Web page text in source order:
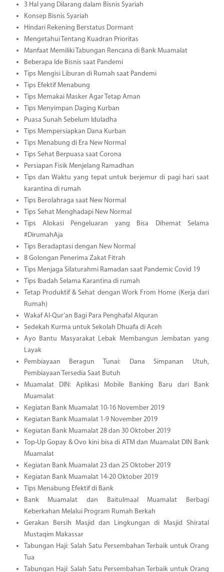
3 Hal yang Dilarang dalam Bisnis Syariah
Konsep Bisnis Syariah
Hindari Rekening Berstatus Dormant
Mengetahui Tentang Kuadran Prioritas
Manfaat Memiliki Tabungan Rencana di Bank Muamalat
Beberapa Ide Bisnis saat Pandemi
Tips Mengisi Liburan di Rumah saat Pandemi
Tips Efektif Menabung
Tips Memakai Masker Agar Tetap Aman
Tips Menyimpan Daging Kurban
Puasa Sunah Sebelum Iduladha
Tips Mempersiapkan Dana Kurban
Tips Menabung di Era New Normal
Tips Sehat Berpuasa saat Corona
Persiapan Fisik Menjelang Ramadhan
Tips dan Waktu yang tepat untuk berjemur di pagi hari saat
karantina di rumah
Tips Berolahraga saat New Normal
Tips Sehat Menghadapi New Normal
Tips Alokasi Pengeluaran yang Bisa Dihemat Selama
#DirumahAja
Tips Beradaptasi dengan New Normal
8 Golongan Penerima Zakat Fitrah
Tips Menjaga Silaturahmi Ramadan saat Pandemic Covid 19
Tips Ibadah Selama Karantina di rumah
Tetap Produktif & Sehat dengan Work From Home (Kerja dari
Rumah)
Wakaf Al-Qur’an Bagi Para Penghafal Alquran
Sedekah Kurma untuk Sekolah Dhuafa di Aceh
Ayo Bantu Masyarakat Lebak Membangun Jembatan yang
Layak
Pembiayaan Beragun Tunai: Dana Simpanan Utuh,
Pembiayaan Tersedia Saat Butuh
Muamalat DIN: Aplikasi Mobile Banking Baru dari Bank
Muamalat
Kegiatan Bank Muamalat 10-16 November 2019
Kegiatan Bank Muamalat 1-9 November 2019
Kegiatan Bank Muamalat 28 dan 30 Oktober 2019
Top-Up Gopay & Ovo kini bisa di ATM dan Muamalat DIN Bank
Muamalat
Kegiatan Bank Muamalat 23 dan 25 Oktober 2019
Kegiatan Bank Muamalat 14-20 Oktober 2019
Tips Menabung Efektif di Bank
Bank Muamalat dan Baitulmaal Muamalat Berbagi
Keberkahan Melalui Program Rumah Berkah
Gerakan Bersih Masjid dan Lingkungan di Masjid Shiratal
Mustaqim Makassar
Tabungan Haji: Salah Satu Persembahan Terbaik untuk Orang
Tua
Tabungan Haji: Salah Satu Persembahan Terbaik untuk Orang